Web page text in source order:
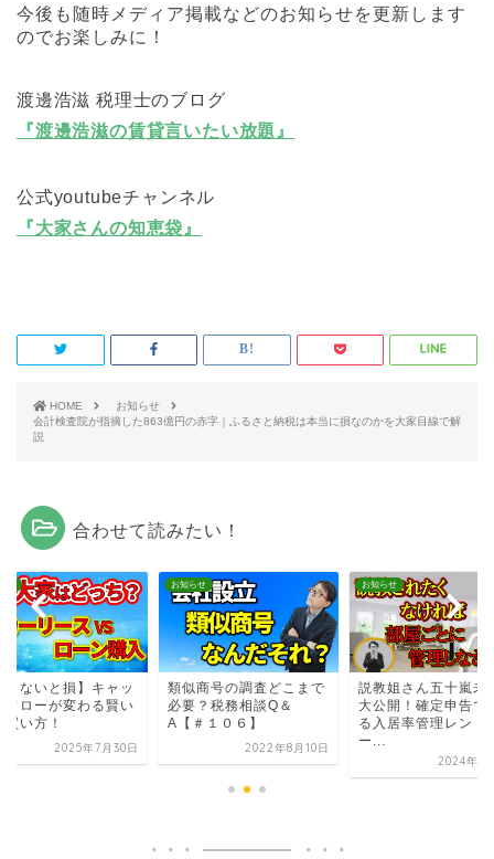
今後も随時メディア掲載などのお知らせを更新します
のでお楽しみに！
渡邊浩滋 税理士のブログ
『渡邊浩滋の賃貸言いたい放題』
公式youtubeチャンネル
『大家さんの知恵袋』
HOME
お知らせ
会計検査院が指摘した863億円の赤字｜ふるさと納税は本当に損なのかを大家目線で解
説
合わせて読みたい！
らないと損】キャッ
フローが変わる賢い
買い方！
2025年7月30日
お知らせ
類似商号の調査どこまで
必要？税務相談Q＆
A【＃１０６】
2022年8月10日
お知らせ
説教姐さん五十嵐未
大公開！確定申告で
る入居率管理レント
ー...
2024年3